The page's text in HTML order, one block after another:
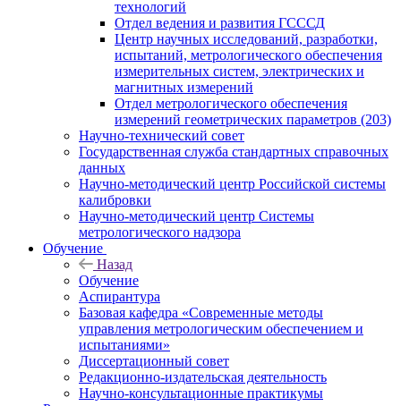
технологий
Отдел ведения и развития ГСССД
Центр научных исследований, разработки,
испытаний, метрологического обеспечения
измерительных систем, электрических и
магнитных измерений
Отдел метрологического обеспечения
измерений геометрических параметров (203)
Научно-технический совет
Государственная служба стандартных справочных
данных
Научно-методический центр Российской системы
калибровки
Научно-методический центр Системы
метрологического надзора
Обучение
Назад
Обучение
Аспирантура
Базовая кафедра «Современные методы
управления метрологическим обеспечением и
испытаниями»
Диссертационный совет
Редакционно-издательская деятельность
Научно-консультационные практикумы